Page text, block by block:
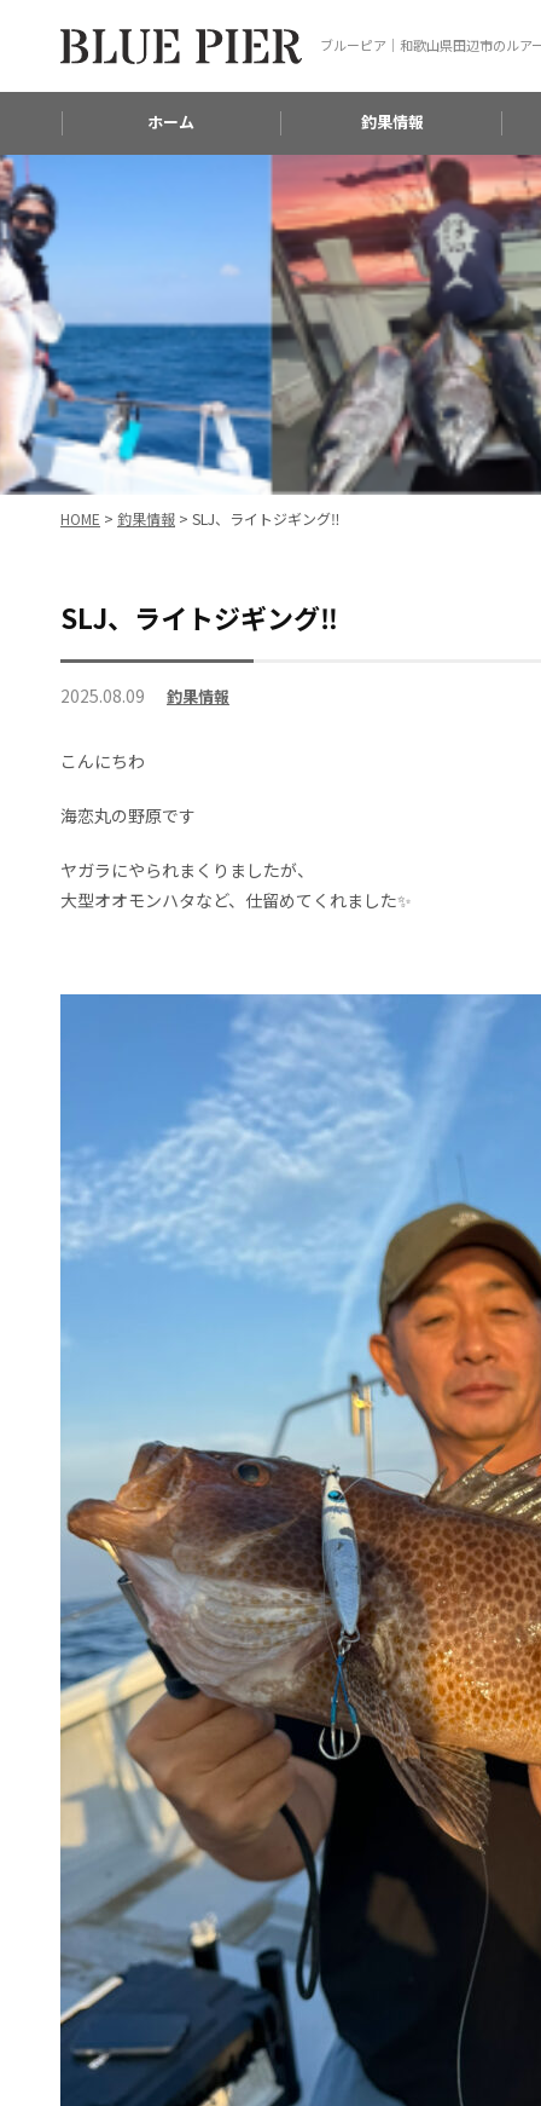
ブルーピア｜和歌山県田辺市のルア
ホーム 釣果情報
HOME > 釣果情報 > SLJ、ライトジギング‼️
SLJ、ライトジギング‼️
2025.08.09 釣果情報
こんにちわ
海恋丸の野原です
ヤガラにやられまくりましたが、
大型オオモンハタなど、仕留めてくれました✨